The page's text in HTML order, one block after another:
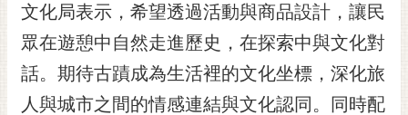
訂
閱
RSS
訂
文化局表示，希望透過活動與商品設計，讓民
眾在遊憩中自然走進歷史，在探索中與文化對
話。期待古蹟成為生活裡的文化坐標，深化旅
人與城市之間的情感連結與文化認同。同時配